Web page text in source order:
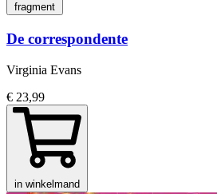
fragment
De correspondente
Virginia Evans
€ 23,99
in winkelmand